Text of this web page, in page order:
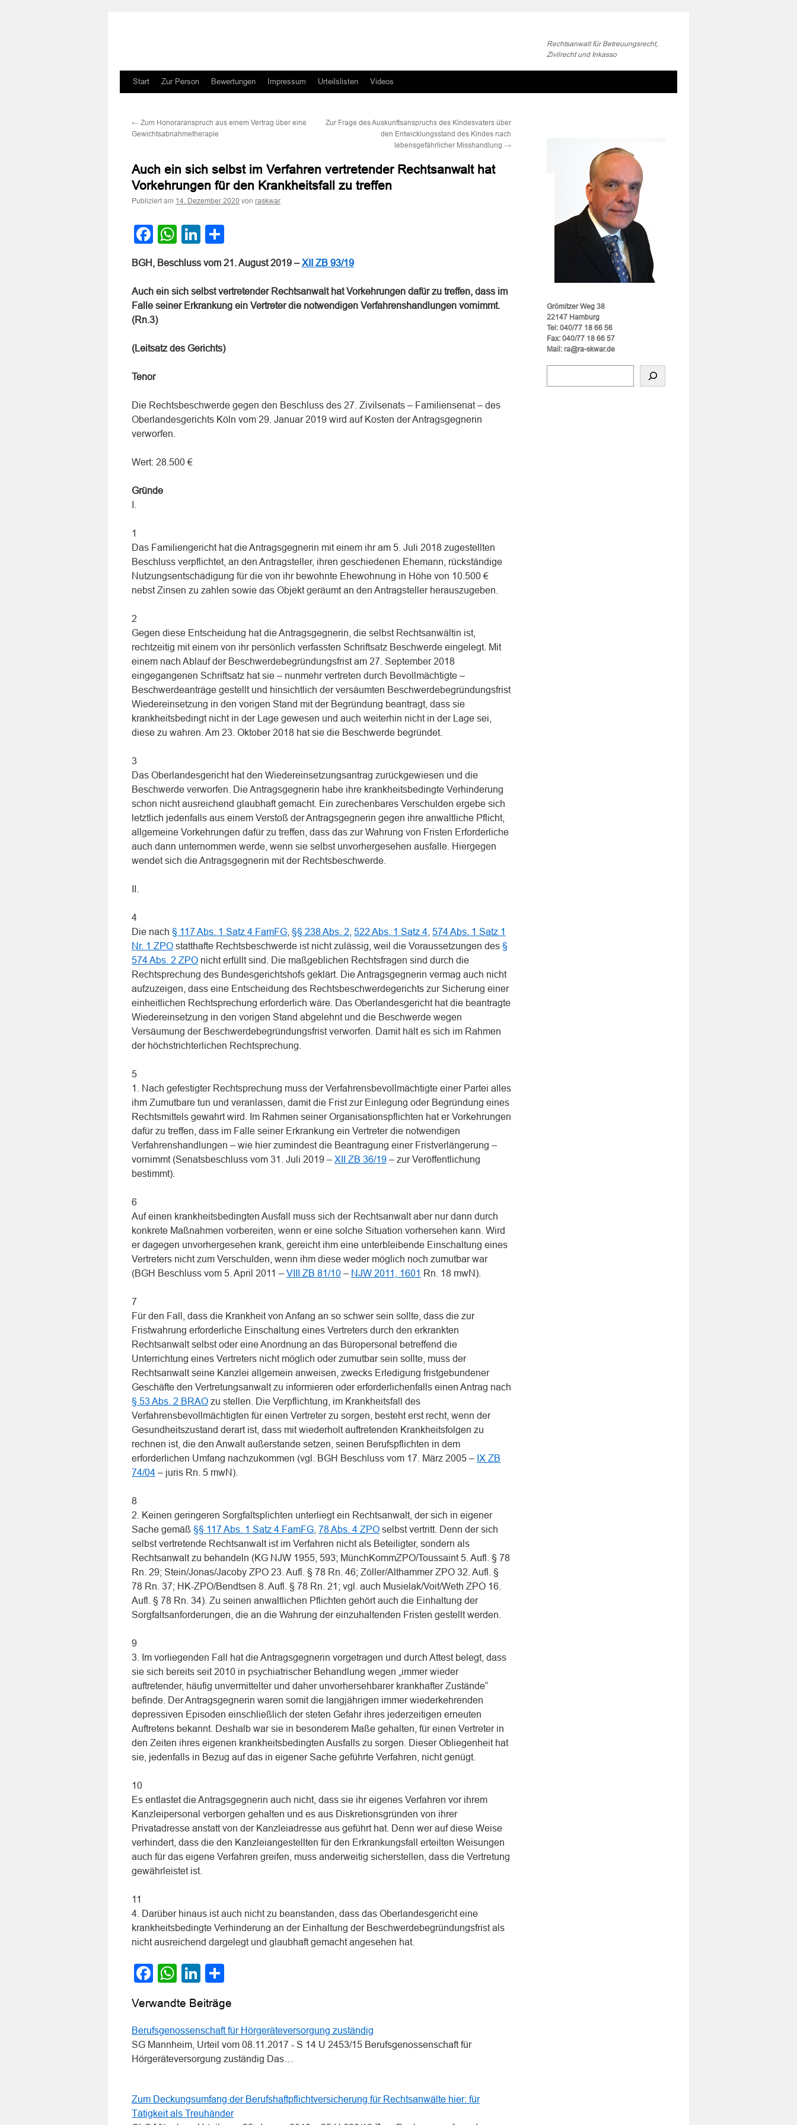
Rechtsanwalt für Betreuungsrecht,
Zivilrecht und Inkasso
Zum
springen
Start Zur Person Bewertungen Impressum Urteilslisten Videos
← Zum Honoraranspruch aus einem Vertrag über eine
Gewichtsabnahmetherapie
Zur Frage des Auskunftsanspruchs des Kindesvaters über
den Entwicklungsstand des Kindes nach
lebensgefährlicher Misshandlung →
Auch ein sich selbst im Verfahren vertretender Rechtsanwalt hat
Vorkehrungen für den Krankheitsfall zu treffen
Publiziert am 14. Dezember 2020 von raskwar
Facebook
WhatsApp
LinkedIn
BGH, Beschluss vom 21. August 2019 –XII ZB 93/19
Auch ein sich selbst vertretender Rechtsanwalt hat Vorkehrungen dafür zu treffen, dass im
Falle seiner Erkrankung ein Vertreter die notwendigen Verfahrenshandlungen vornimmt.
(Rn.3)
(Leitsatz des Gerichts)
Tenor
Die Rechtsbeschwerde gegen den Beschluss des 27. Zivilsenats – Familiensenat – des
Oberlandesgerichts Köln vom 29. Januar 2019 wird auf Kosten der Antragsgegnerin
verworfen.
Wert: 28.500 €
Gründe
1
Das Familiengericht hat die Antragsgegnerin mit einem ihr am 5. Juli 2018 zugestellten
Beschluss verpflichtet, an den Antragsteller, ihren geschiedenen Ehemann, rückständige
Nutzungsentschädigung für die von ihr bewohnte Ehewohnung in Höhe von 10.500 €
nebst Zinsen zu zahlen sowie das Objekt geräumt an den Antragsteller herauszugeben.
2
Gegen diese Entscheidung hat die Antragsgegnerin, die selbst Rechtsanwältin ist,
rechtzeitig mit einem von ihr persönlich verfassten Schriftsatz Beschwerde eingelegt. Mit
einem nach Ablauf der Beschwerdebegründungsfrist am 27. September 2018
eingegangenen Schriftsatz hat sie – nunmehr vertreten durch Bevollmächtigte –
Beschwerdeanträge gestellt und hinsichtlich der versäumten Beschwerdebegründungsfrist
Wiedereinsetzung in den vorigen Stand mit der Begründung beantragt, dass sie
krankheitsbedingt nicht in der Lage gewesen und auch weiterhin nicht in der Lage sei,
diese zu wahren. Am 23. Oktober 2018 hat sie die Beschwerde begründet.
3
Das Oberlandesgericht hat den Wiedereinsetzungsantrag zurückgewiesen und die
Beschwerde verworfen. Die Antragsgegnerin habe ihre krankheitsbedingte Verhinderung
schon nicht ausreichend glaubhaft gemacht. Ein zurechenbares Verschulden ergebe sich
letztlich jedenfalls aus einem Verstoß der Antragsgegnerin gegen ihre anwaltliche Pflicht,
allgemeine Vorkehrungen dafür zu treffen, dass das zur Wahrung von Fristen Erforderliche
auch dann unternommen werde, wenn sie selbst unvorhergesehen ausfalle. Hiergegen
wendet sich die Antragsgegnerin mit der Rechtsbeschwerde.
4
Die nach § 117 Abs. 1 Satz 4 FamFG §§ 238 Abs. 2 522 Abs. 1 Satz 4 574 Abs. 1 Satz 1
Nr. 1 ZPO statthafte Rechtsbeschwerde ist nicht zulässig, weil die Voraussetzungen des §
574 Abs. 2 ZPO nicht erfüllt sind. Die maßgeblichen Rechtsfragen sind durch die
Rechtsprechung des Bundesgerichtshofs geklärt. Die Antragsgegnerin vermag auch nicht
aufzuzeigen, dass eine Entscheidung des Rechtsbeschwerdegerichts zur Sicherung einer
einheitlichen Rechtsprechung erforderlich wäre. Das Oberlandesgericht hat die beantragte
Wiedereinsetzung in den vorigen Stand abgelehnt und die Beschwerde wegen
Versäumung der Beschwerdebegründungsfrist verworfen. Damit hält es sich im Rahmen
der höchstrichterlichen Rechtsprechung.
5
1. Nach gefestigter Rechtsprechung muss der Verfahrensbevollmächtigte einer Partei alles
ihm Zumutbare tun und veranlassen, damit die Frist zur Einlegung oder Begründung eines
Rechtsmittels gewahrt wird. Im Rahmen seiner Organisationspflichten hat er Vorkehrungen
dafür zu treffen, dass im Falle seiner Erkrankung ein Vertreter die notwendigen
Verfahrenshandlungen – wie hier zumindest die Beantragung einer Fristverlängerung –
vornimmt (Senatsbeschluss vom 31. Juli 2019 – XII ZB 36/19 – zur Veröffentlichung
bestimmt).
6
Auf einen krankheitsbedingten Ausfall muss sich der Rechtsanwalt aber nur dann durch
konkrete Maßnahmen vorbereiten, wenn er eine solche Situation vorhersehen kann. Wird
er dagegen unvorhergesehen krank, gereicht ihm eine unterbleibende Einschaltung eines
Vertreters nicht zum Verschulden, wenn ihm diese weder möglich noch zumutbar war
(BGH Beschluss vom 5. April 2011 – VIII ZB 81/10 – NJW 2011, 1601 Rn. 18 mwN).
7
Für den Fall, dass die Krankheit von Anfang an so schwer sein sollte, dass die zur
Fristwahrung erforderliche Einschaltung eines Vertreters durch den erkrankten
Rechtsanwalt selbst oder eine Anordnung an das Büropersonal betreffend die
Unterrichtung eines Vertreters nicht möglich oder zumutbar sein sollte, muss der
Rechtsanwalt seine Kanzlei allgemein anweisen, zwecks Erledigung fristgebundener
Geschäfte den Vertretungsanwalt zu informieren oder erforderlichenfalls einen Antrag nach
§ 53 Abs. 2 BRAO zu stellen. Die Verpflichtung, im Krankheitsfall des
Verfahrensbevollmächtigten für einen Vertreter zu sorgen, besteht erst recht, wenn der
Gesundheitszustand derart ist, dass mit wiederholt auftretenden Krankheitsfolgen zu
rechnen ist, die den Anwalt außerstande setzen, seinen Berufspflichten in dem
erforderlichen Umfang nachzukommen (vgl. BGH Beschluss vom 17. März 2005 – IX ZB
74/04 – juris Rn. 5 mwN).
8
2. Keinen geringeren Sorgfaltsplichten unterliegt ein Rechtsanwalt, der sich in eigener
Sache gemäß §§ 117 Abs. 1 Satz 4 FamFG 78 Abs. 4 ZPO selbst vertritt. Denn der sich
selbst vertretende Rechtsanwalt ist im Verfahren nicht als Beteiligter, sondern als
Rechtsanwalt zu behandeln (KG NJW 1955, 593; MünchKommZPO/Toussaint 5. Aufl. § 78
Rn. 29; Stein/Jonas/Jacoby ZPO 23. Aufl. § 78 Rn. 46; Zöller/Althammer ZPO 32. Aufl. §
78 Rn. 37; HK-ZPO/Bendtsen 8. Aufl. § 78 Rn. 21; vgl. auch Musielak/Voit/Weth ZPO 16.
Aufl. § 78 Rn. 34). Zu seinen anwaltlichen Pflichten gehört auch die Einhaltung der
Sorgfaltsanforderungen, die an die Wahrung der einzuhaltenden Fristen gestellt werden.
9
3. Im vorliegenden Fall hat die Antragsgegnerin vorgetragen und durch Attest belegt, dass
sie sich bereits seit 2010 in psychiatrischer Behandlung wegen „immer wieder
auftretender, häufig unvermittelter und daher unvorhersehbarer krankhafter Zustände“
befinde. Der Antragsgegnerin waren somit die langjährigen immer wiederkehrenden
depressiven Episoden einschließlich der steten Gefahr ihres jederzeitigen erneuten
Auftretens bekannt. Deshalb war sie in besonderem Maße gehalten, für einen Vertreter in
den Zeiten ihres eigenen krankheitsbedingten Ausfalls zu sorgen. Dieser Obliegenheit hat
sie, jedenfalls in Bezug auf das in eigener Sache geführte Verfahren, nicht genügt.
10
Es entlastet die Antragsgegnerin auch nicht, dass sie ihr eigenes Verfahren vor ihrem
Kanzleipersonal verborgen gehalten und es aus Diskretionsgründen von ihrer
Privatadresse anstatt von der Kanzleiadresse aus geführt hat. Denn wer auf diese Weise
verhindert, dass die den Kanzleiangestellten für den Erkrankungsfall erteilten Weisungen
auch für das eigene Verfahren greifen, muss anderweitig sicherstellen, dass die Vertretung
gewährleistet ist.
11
4. Darüber hinaus ist auch nicht zu beanstanden, dass das Oberlandesgericht eine
krankheitsbedingte Verhinderung an der Einhaltung der Beschwerdebegründungsfrist als
nicht ausreichend dargelegt und glaubhaft gemacht angesehen hat.
Facebook
WhatsApp
LinkedIn
Verwandte Beiträge
Berufsgenossenschaft für Hörgeräteversorgung zuständig
SG Mannheim, Urteil vom 08.11.2017 - S 14 U 2453/15 Berufsgenossenschaft für
Hörgeräteversorgung zuständig Das…
Zum Deckungsumfang der Berufshaftpflichtversicherung für Rechtsanwälte hier: für
Tätigkeit als Treuhänder
Grömitzer Weg 38
22147 Hamburg
Tel: 040/77 18 66 56
Fax: 040/77 18 66 57
Mail: ra@ra-skwar.de